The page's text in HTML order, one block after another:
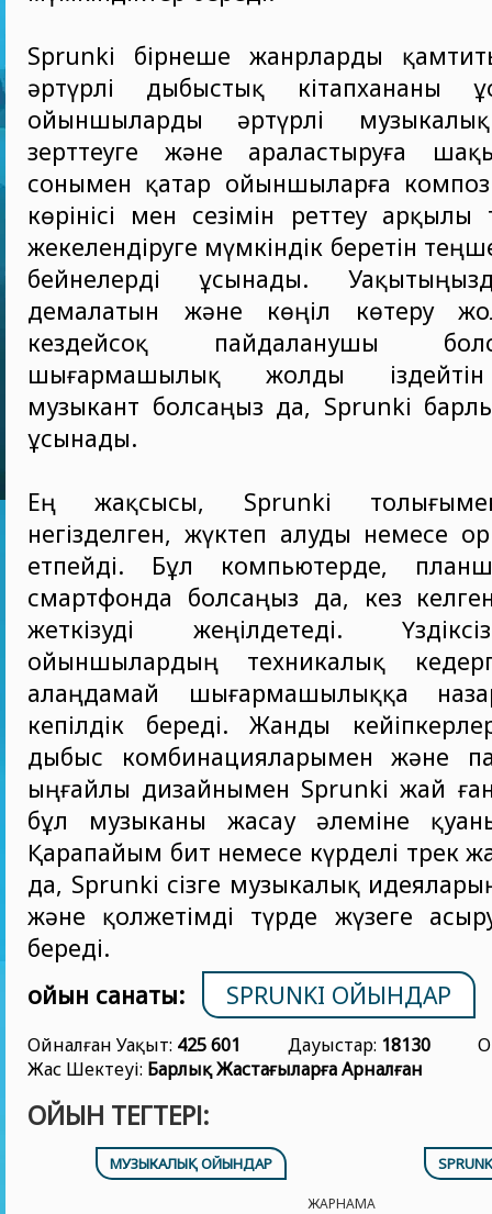
Sprunki бірнеше жанрларды
әртүрлі дыбыстық кітапхананы
ойыншыларды әртүрлі
зерттеуге және араластыруға
сонымен қатар ойыншыларға
көрінісі мен сезімін реттеу арқылы
жекелендіруге мүмкіндік беретін
бейнелерді ұсынады.
демалатын және көңіл көтеру
кездейсоқ пайдаланушы
шығармашылық жолды іздейтін
музыкант болсаңыз да, Sprunki
ұсынады.
Ең жақсысы, Sprunki
негізделген, жүктеп алуды немесе
етпейді. Бұл компьютерде,
смартфонда болсаңыз да, кез
жеткізуді жеңілдетеді.
ойыншылардың техникалық
алаңдамай шығармашылыққа
кепілдік береді. Жанды
дыбыс комбинацияларымен және
ыңғайлы дизайнымен Sprunki жай
бұл музыканы жасау әлеміне
Қарапайым бит немесе күрделі трек
да, Sprunki сізге музыкалық
және қолжетімді түрде жүзеге
береді.
ойын санаты:
SPRUNKI ОЙЫНДАР
Ойналған Уақыт: 425 601 Дауыстар: 18130
Жас Шектеуі: Барлық Жастағыларға Арналған
ОЙЫН ТЕГТЕРІ:
МУЗЫКАЛЫҚ ОЙЫНДАР
ЖАРНАМА